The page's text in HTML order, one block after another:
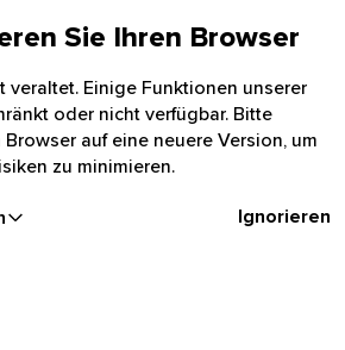
Sie Ihren Browser
veraltet. Einige Funktionen unserer
oder nicht verfügbar. Bitte
auf eine neuere Version, um
zu minimieren.
Ignorieren